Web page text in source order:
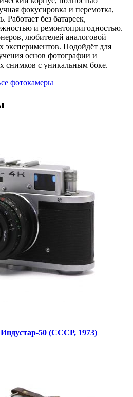
фокусировка и перемотка,
Работает без батареек,
и ремонтопригодностью.
любителей аналоговой
экспериментов. Подойдёт для
основ фотографии и
снимков с уникальным боке.
фотокамеры
50 (СССР, 1973)